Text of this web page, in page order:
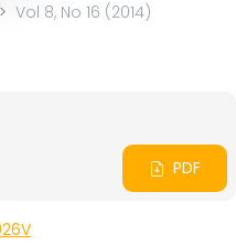
Vol 8, No 16 (2014)
PDF